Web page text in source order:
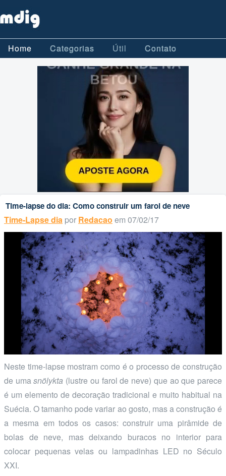
Home Categorias Útil Contato
Time-lapse do dia: Como construir um farol de neve
Time-Lapse dia por Redacao em 07/02/17
Neste time-lapse mostram como é o processo de construção
de umasnölykta (lustre ou farol de neve) que ao que parece
é um elemento de decoração tradicional e muito habitual na
Suécia. O tamanho pode variar ao gosto, mas a construção é
a mesma em todos os casos: construir uma pirâmide de
bolas de neve, mas deixando buracos no interior para
colocar pequenas velas ou lampadinhas LED no Século
XXI.